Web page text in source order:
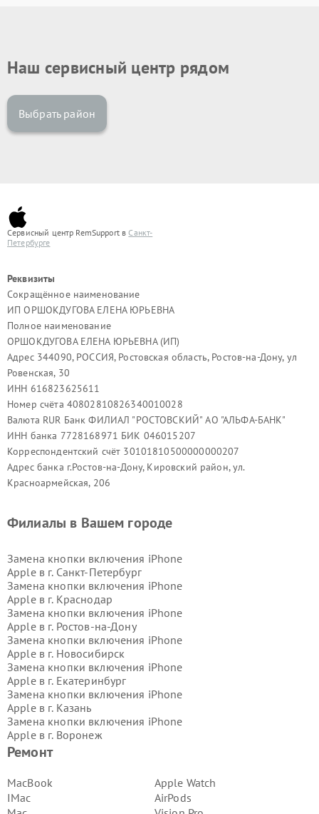
Наш сервисный центр рядом
Выбрать район
Сервисный центр RemSupport вСанкт-
Петербурге
Реквизиты
Сокращённое наименование
ИП ОРШОКДУГОВА ЕЛЕНА ЮРЬЕВНА
Полное наименование
ОРШОКДУГОВА ЕЛЕНА ЮРЬЕВНА (ИП)
Адрес 344090, РОССИЯ, Ростовская область, Ростов-на-Дону, ул
Ровенская, 30
ИНН 616823625611
Номер счёта 40802810826340010028
Валюта RUR Банк ФИЛИАЛ "РОСТОВСКИЙ" АО "АЛЬФА-БАНК"
ИНН банка 7728168971 БИК 046015207
Корреспондентский счёт 30101810500000000207
Адрес банка г.Ростов-на-Дону, Кировский район, ул.
Красноармейская, 206
Ремонт
MacBook
IMac
Apple Watch
AirPods
Филиалы в Вашем городе
Замена кнопки включения iPhone
Apple в г. Санкт-Петербург
Замена кнопки включения iPhone
Apple в г. Краснодар
Замена кнопки включения iPhone
Apple в г. Ростов-на-Дону
Замена кнопки включения iPhone
Apple в г. Новосибирск
Замена кнопки включения iPhone
Apple в г. Екатеринбург
Замена кнопки включения iPhone
Apple в г. Казань
Замена кнопки включения iPhone
Apple в г. Воронеж
Замена кнопки включения iPhone
Замена кнопки включения iPhone
Apple в г.
Замена кнопки включения iPhone